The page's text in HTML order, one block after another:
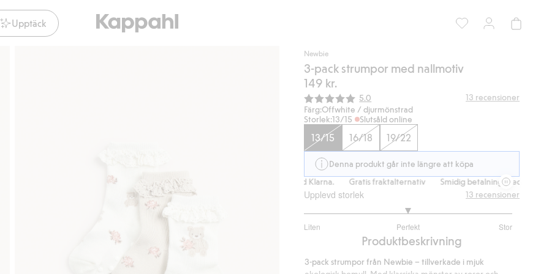
Upptäck
Newbie
3-pack strumpor med nallmotiv
149 kr.
Snittbetyg:
5.0 13 recensioner
Färg:Offwhite / djurmönstrad
Storlek:13/15 Slutsåld online
13/15 16/18 19/22
Denna produkt går inte längre att köpa
Gratis fraktalternativ
Smidig betalning med Klarna. Gratis fraktalternativ Smidig betalning med Klarna.
Upplevd storlek
Liten Perfekt Stor
utav
11
13 recensioner
Produktbeskrivning
3-pack strumpor från Newbie – tillverkade i mjuk